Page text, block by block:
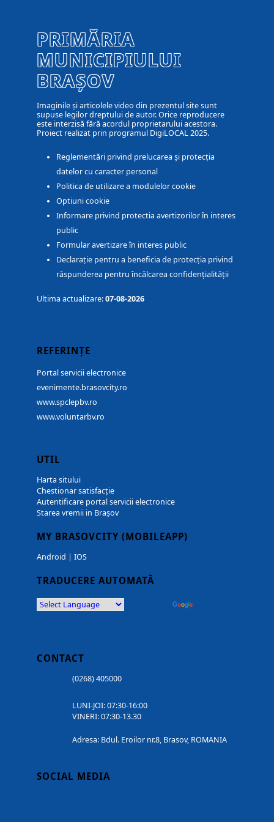
PRIMĂRIA
MUNICIPIULUI
BRAȘOV
Imaginile și articolele video din prezentul site sunt
supuse legilor dreptului de autor. Orice reproducere
este interzisă fără acordul proprietarului acestora.
Proiect realizat prin programul DigiLOCAL 2025.
Reglementări privind prelucarea și protecția
datelor cu caracter personal
Politica de utilizare a modulelor cookie
Optiuni cookie
Informare privind protectia avertizorilor în interes
public
Formular avertizare în interes public
Declarație pentru a beneficia de protecția privind
răspunderea pentru încălcarea confidențialității
Ultima actualizare:07-08-2026
REFERINȚE
Portal servicii electronice
evenimente.brasovcity.ro
www.spclepbv.ro
www.voluntarbv.ro
UTIL
Harta sitului
Chestionar satisfacție
Autentificare portal servicii electronice
Starea vremii in Brașov
MY BRASOVCITY (MOBILEAPP)
Android | IOS
TRADUCERE AUTOMATĂ
CONTACT
(0268) 405000
LUNI-JOI: 07:30-16:00
VINERI: 07:30-13.30
Adresa: Bdul. Eroilor nr.8, Brasov, ROMANIA
SOCIAL MEDIA